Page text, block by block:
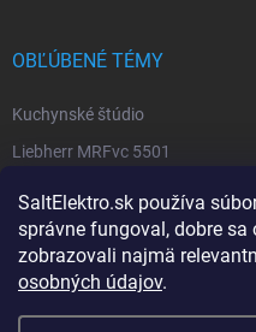
SaltElektro.sk používa
správne fungoval, dobre sa
zobrazovali najmä
osobných údajov.
OBĽÚBENÉ TÉMY
Kuchynské štúdio
Liebherr MRFvc 5501
Spotrebiče Miele
Biela technika